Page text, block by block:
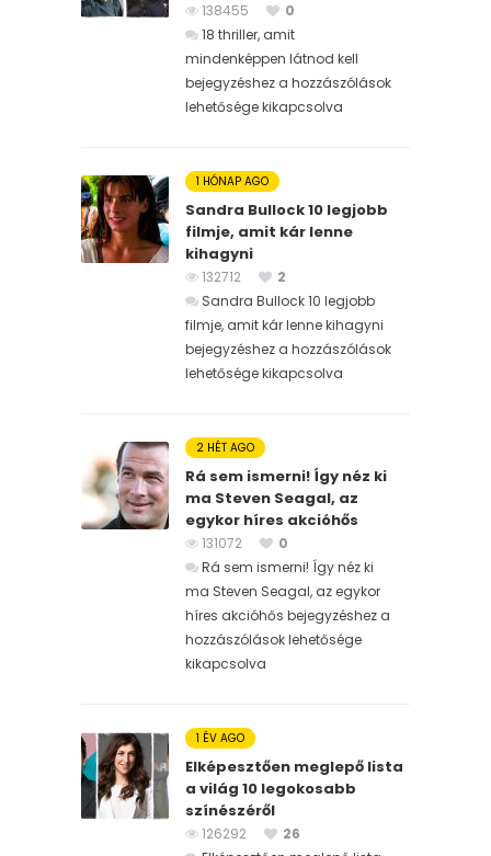
138455
0
18 thriller, amit
mindenképpen látnod kell
bejegyzéshez a hozzászólások
lehetősége kikapcsolva
1 HÓNAP AGO
Sandra Bullock 10 legjobb
filmje, amit kár lenne
kihagyni
132712
2
Sandra Bullock 10 legjobb
filmje, amit kár lenne kihagyni
bejegyzéshez a hozzászólások
lehetősége kikapcsolva
2 HÉT AGO
Rá sem ismerni! Így néz ki
ma Steven Seagal, az
egykor híres akcióhős
131072
0
Rá sem ismerni! Így néz ki
ma Steven Seagal, az egykor
híres akcióhős bejegyzéshez a
hozzászólások lehetősége
kikapcsolva
1 ÉV AGO
Elképesztően meglepő lista
a világ 10 legokosabb
színészéről
126292
26